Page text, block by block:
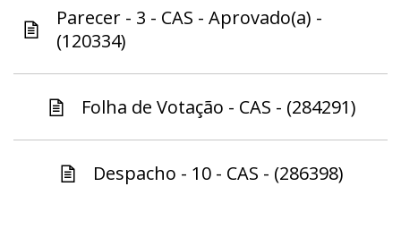
Parecer - 3 - CAS - Aprovado(a) -
(120334)
Folha de Votação - CAS - (284291)
Despacho - 10 - CAS - (286398)